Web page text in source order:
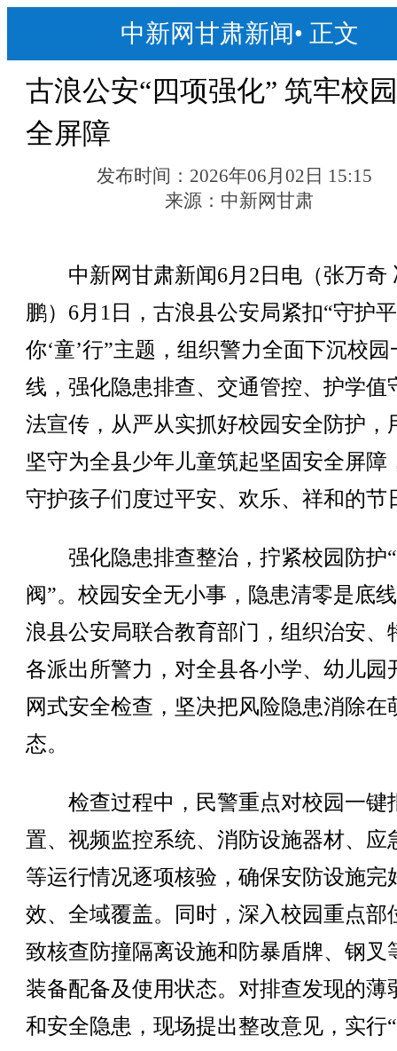
中新网甘肃新闻• 正文
古浪公安“四项强化” 筑牢校
全屏障
发布时间： 2026年06月02日 15:15
来源： 中新网甘肃
中新网甘肃新闻6月2日电（张万奇
鹏）6月1日，古浪县公安局紧扣“守护
你‘童’行”主题，组织警力全面下沉校园
线，强化隐患排查、交通管控、护学值
法宣传，从严从实抓好校园安全防护，
坚守为全县少年儿童筑起坚固安全屏障
守护孩子们度过平安、欢乐、祥和的节
强化隐患排查整治，拧紧校园防护
阀”。校园安全无小事，隐患清零是底
浪县公安局联合教育部门，组织治安、
各派出所警力，对全县各小学、幼儿园
网式安全检查，坚决把风险隐患消除在
态。
检查过程中，民警重点对校园一键
置、视频监控系统、消防设施器材、应
等运行情况逐项核验，确保安防设施完
效、全域覆盖。同时，深入校园重点部
致核查防撞隔离设施和防暴盾牌、钢叉
装备配备及使用状态。对排查发现的薄
和安全隐患，现场提出整改意见，实行